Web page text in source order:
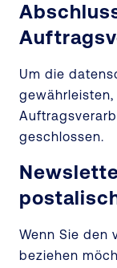
Um die
geschlossen.
Wenn Sie den
beziehen